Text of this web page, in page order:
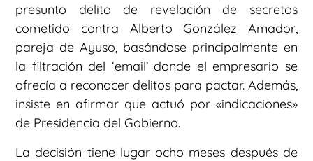
presunto delito de revelación de secretos
cometido contra Alberto González Amador,
pareja de Ayuso, basándose principalmente en
la filtración del ‘email’ donde el empresario se
ofrecía a reconocer delitos para pactar. Además,
insiste en afirmar que actuó por «indicaciones»
de Presidencia del Gobierno.
La decisión tiene lugar ocho meses después de